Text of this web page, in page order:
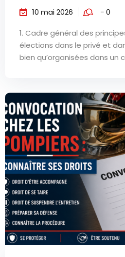
10 mai 2026 - 0
1. Cadre général des
élections dans le privé et
bien qu’organisées dans un